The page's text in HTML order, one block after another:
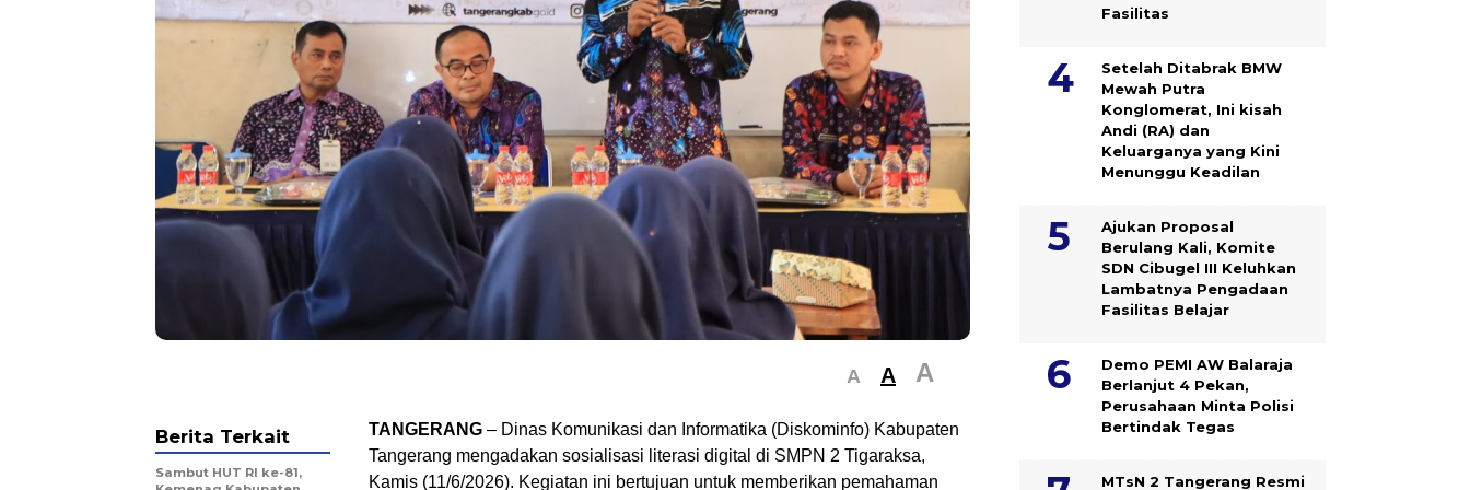
A A A
TANGERANG – Dinas Komunikasi dan Informatika (Diskominfo) Kabupaten
Tangerang mengadakan sosialisasi literasi digital di SMPN 2 Tigaraksa,
Kamis (11/6/2026). Kegiatan ini bertujuan untuk memberikan pemahaman
Berita Terkait
Sambut HUT RI ke-81,
Fasilitas
Setelah Ditabrak BMW
Mewah Putra
Konglomerat, Ini kisah
Andi (RA) dan
Keluarganya yang Kini
Menunggu Keadilan
Ajukan Proposal
Berulang Kali, Komite
SDN Cibugel III Keluhkan
Lambatnya Pengadaan
Fasilitas Belajar
Demo PEMI AW Balaraja
Berlanjut 4 Pekan,
Perusahaan Minta Polisi
Bertindak Tegas
MTsN 2 Tangerang Resmi